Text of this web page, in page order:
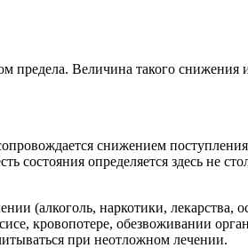
предела. Величина такого
снижением
определяется здесь не
(алкоголь, наркотики, лекарства,
кровопотере, обезвоживании
при неотложном лечении.